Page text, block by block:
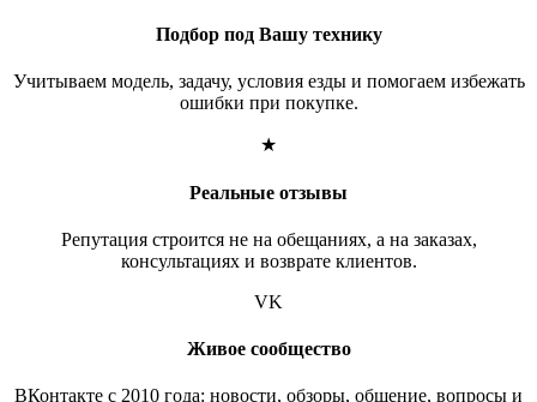
Подбор под Вашу технику
Учитываем модель, задачу, условия езды и помогаем избежать
ошибки при покупке.
★
Реальные отзывы
Репутация строится не на обещаниях, а на заказах,
консультациях и возврате клиентов.
VK
Живое сообщество
ВКонтакте с 2010 года: новости, обзоры, общение, вопросы и